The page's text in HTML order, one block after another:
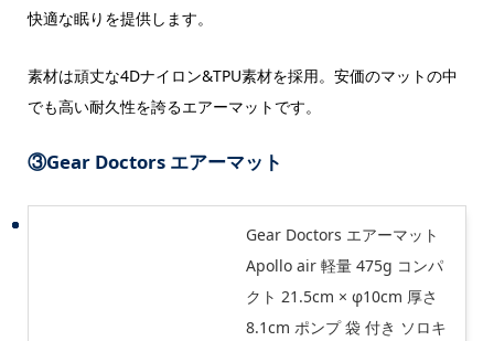
快適な眠りを提供します。
素材は頑丈な4Dナイロン&TPU素材を採用。安価のマットの中
でも高い耐久性を誇るエアーマットです。
③Gear Doctors エアーマット
Gear Doctors エアーマット
Apollo air 軽量 475g コンパ
クト 21.5cm × φ10cm 厚さ
8.1cm ポンプ 袋 付き ソロキ